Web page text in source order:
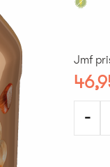
Jmf
−